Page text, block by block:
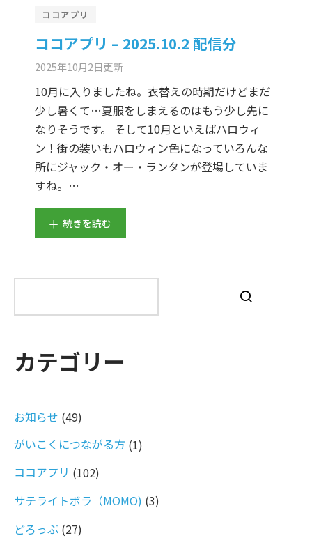
ココアプリ
ココアプリ – 2025.10.2 配信分
2025年10月2日更新
10月に入りましたね。衣替えの時期だけどまだ
少し暑くて…夏服をしまえるのはもう少し先に
なりそうです。 そして10月といえばハロウィ
ン！街の装いもハロウィン色になっていろんな
所にジャック・オー・ランタンが登場していま
すね。…
続きを読む
カテゴリー
お知らせ (49)
がいこくにつながる方 (1)
ココアプリ (102)
サテライトボラ（MOMO) (3)
どろっぷ (27)